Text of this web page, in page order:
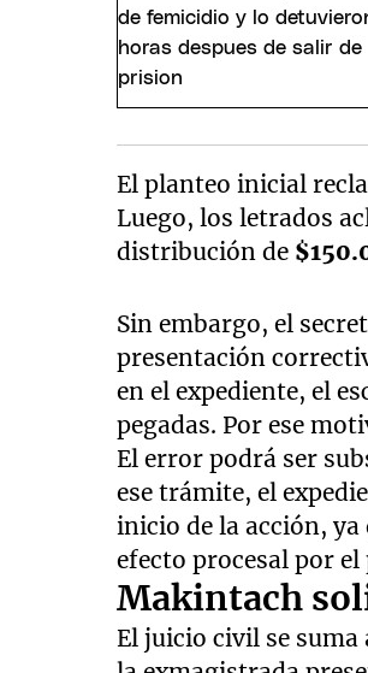
El planteo inicial
Luego, los letrados
distribución de
Sin embargo, el
presentación
en el expediente, el
pegadas. Por ese
El error podrá ser
ese trámite, el
inicio de la acción,
efecto procesal por
Makintach
El juicio civil se